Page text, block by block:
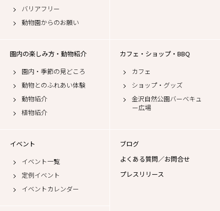
バリアフリー
動物園からのお願い
園内の楽しみ方・動物紹介
園内・季節の見どころ
動物とのふれあい体験
動物紹介
植物紹介
カフェ・ショップ・BBQ
カフェ
ショップ・グッズ
金沢自然公園バーベキュ
ー広場
イベント
イベント一覧
定例イベント
イベントカレンダー
ブログ
よくある質問／お問合せ
プレスリリース